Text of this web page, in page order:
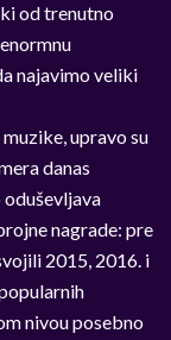
od trenutno
najavimo veliki
upravo su
danas
nagrade: pre
2015, 2016. i
nivou posebno